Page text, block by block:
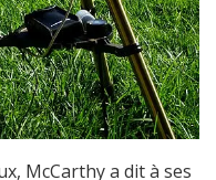
McCarthy a dit à ses